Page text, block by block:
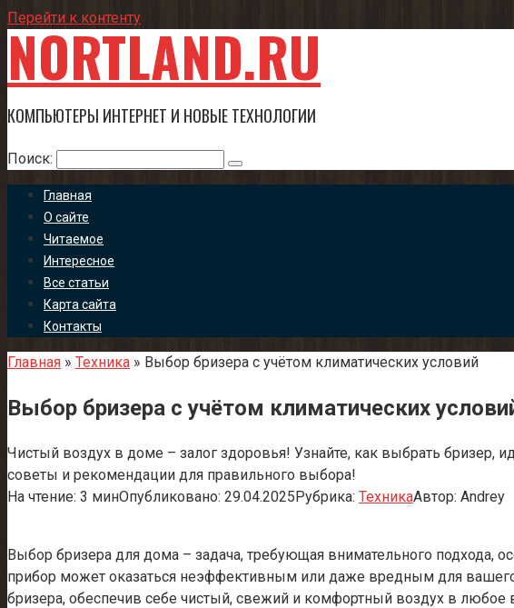
Перейти к контенту
NORTLAND.RU
КОМПЬЮТЕРЫ ИНТЕРНЕТ И НОВЫЕ ТЕХНОЛОГИИ
Поиск:
Главная
О сайте
Читаемое
Интересное
Все статьи
Карта сайта
Контакты
Главная » Техника » Выбор бризера с учётом климатических условий
Выбор бризера с учётом климатических
Чистый воздух в доме – залог здоровья! Узнайте, как выбрать бризер,
советы и рекомендации для правильного выбора!
На чтение: 3 минОпубликовано: 29.04.2025Рубрика: ТехникаАвтор: Andrey
Выбор бризера для дома – задача, требующая внимательного подхода,
прибор может оказаться неэффективным или даже вредным для
бризера, обеспечив себе чистый, свежий и комфортный воздух в любое